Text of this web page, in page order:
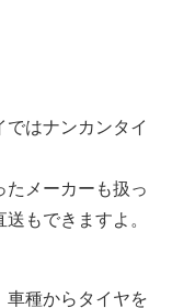
はナンカンタイ
たメーカーも扱っ
もできますよ。
車種からタイヤを